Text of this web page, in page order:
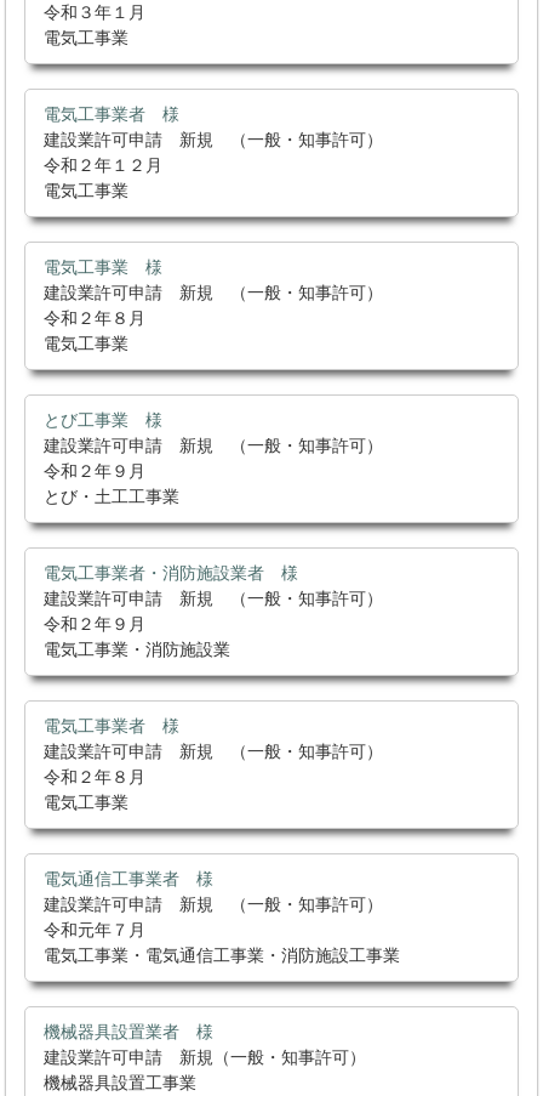
令和３年１月
電気工事業
電気工事業者 様
建設業許可申請 新規 （一般・知事許可）
令和２年１２月
電気工事業
電気工事業 様
建設業許可申請 新規 （一般・知事許可）
令和２年８月
電気工事業
とび工事業 様
建設業許可申請 新規 （一般・知事許可）
令和２年９月
とび・土工工事業
電気工事業者・消防施設業者 様
建設業許可申請 新規 （一般・知事許可）
令和２年９月
電気工事業・消防施設業
電気工事業者 様
建設業許可申請 新規 （一般・知事許可）
令和２年８月
電気工事業
電気通信工事業者 様
建設業許可申請 新規 （一般・知事許可）
令和元年７月
電気工事業・電気通信工事業・消防施設工事業
機械器具設置業者 様
建設業許可申請 新規（一般・知事許可）
機械器具設置工事業